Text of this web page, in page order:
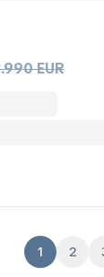
EUR
1 2